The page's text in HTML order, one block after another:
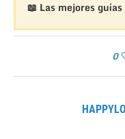
📖 Las mejores
0